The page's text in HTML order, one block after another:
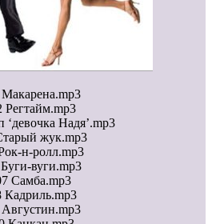
Регтайм.mp3
‘девочка Надя’.mp3
жук.mp3
н-ролл.mp3
вуги.mp3
Самба.mp3
Кадриль.mp3